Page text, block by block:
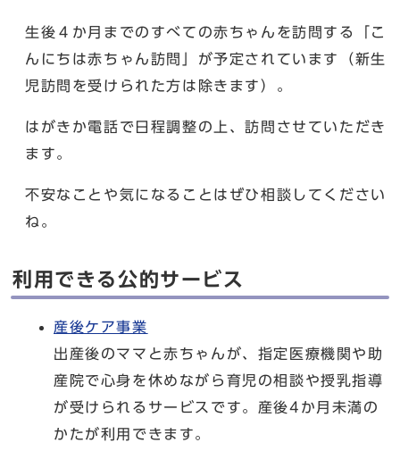
生後４か月までのすべての赤ちゃんを訪問する「こ
んにちは赤ちゃん訪問」が予定されています（新生
児訪問を受けられた方は除きます）。
はがきか電話で日程調整の上、訪問させていただき
ます。
不安なことや気になることはぜひ相談してください
ね。
利用できる公的サービス
産後ケア事業
出産後のママと赤ちゃんが、指定医療機関や助
産院で心身を休めながら育児の相談や授乳指導
が受けられるサービスです。産後4か月未満の
かたが利用できます。